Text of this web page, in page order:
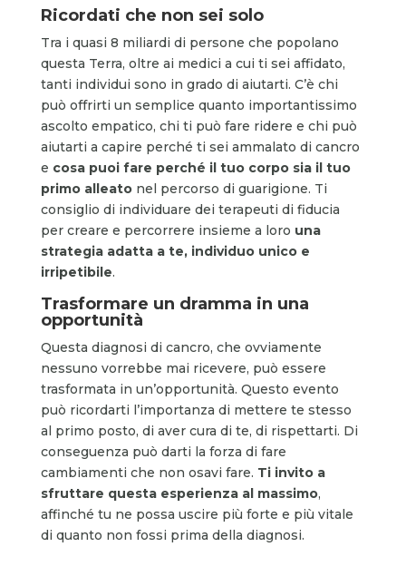
Ricordati che non sei solo
Tra i quasi 8 miliardi di persone che popolano
questa Terra, oltre ai medici a cui ti sei affidato,
tanti individui sono in grado di aiutarti. C’è chi
può offrirti un semplice quanto importantissimo
ascolto empatico, chi ti può fare ridere e chi può
aiutarti a capire perché ti sei ammalato di cancro
e cosa puoi fare perché il tuo corpo sia il tuo
primo alleatonel percorso di guarigione. Ti
consiglio di individuare dei terapeuti di fiducia
per creare e percorrere insieme a loro una
strategia adatta a te, individuo unico e
irripetibile.
Trasformare un dramma in una
opportunità
Questa diagnosi di cancro, che ovviamente
nessuno vorrebbe mai ricevere, può essere
trasformata in un’opportunità. Questo evento
può ricordarti l’importanza di mettere te stesso
al primo posto, di aver cura di te, di rispettarti. Di
conseguenza può darti la forza di fare
cambiamenti che non osavi fare. Ti invito a
sfruttare questa esperienza al massimo,
affinché tu ne possa uscire più forte e più vitale
di quanto non fossi prima della diagnosi.